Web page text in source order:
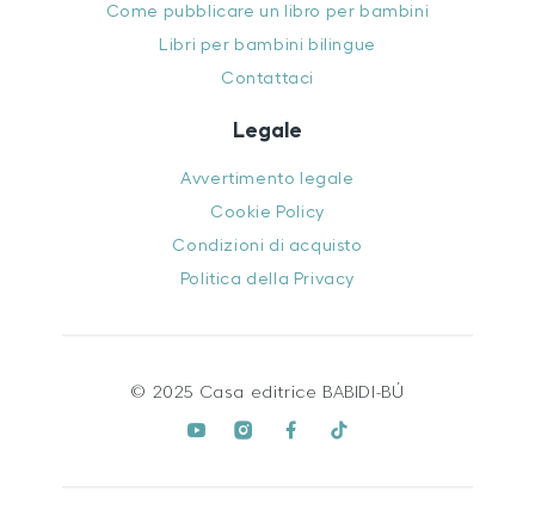
Come pubblicare un libro per bambini
Libri per bambini bilingue
Contattaci
Legale
Avvertimento legale
Cookie Policy
Condizioni di acquisto
Politica della Privacy
© 2025 Casa editrice BABIDI-BÚ